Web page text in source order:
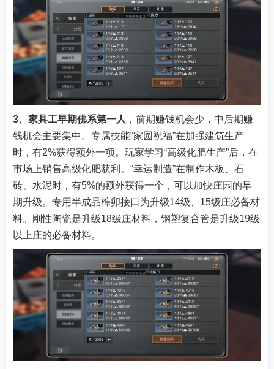
3、家具工早期佛系第一人 ，前期赚钱机会少，中后期赚
钱机会主要集中。专属技能“家园祝福”在加强建筑生产
时，有2%获得额外一项。玩家学习“高级化肥生产”后，在
市场上销售高级化肥获利。“幸运制造”在制作木板、石
砖、水泥时，有5%的额外获得一个，可以加快庄园的早
期升级。专用半成品榫卯接口为升级14级、15级庄必备材
料。刚性陶瓷是升级18级庄材料，钢塑复合管是升级19级
以上庄的必备材料。